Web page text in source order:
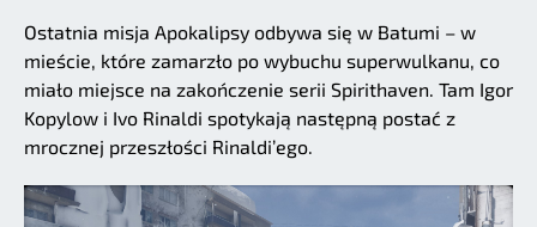
Ostatnia misja Apokalipsy odbywa się w Batumi – w
mieście, które zamarzło po wybuchu superwulkanu, co
miało miejsce na zakończenie serii Spirithaven. Tam Igor
Kopylow i Ivo Rinaldi spotykają następną postać z
mrocznej przeszłości Rinaldi’ego.